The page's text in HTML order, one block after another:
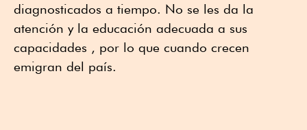
diagnosticados a tiempo. No se les da la
atención y la educación adecuada a sus
capacidades , por lo que cuando crecen
emigran del país.